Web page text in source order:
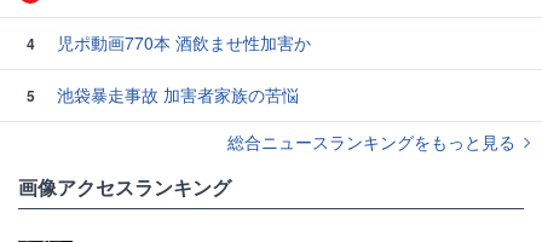
4 児ポ動画770本 酒飲ませ性加害か
5
池袋暴走事故 加害者家族の苦悩
総合ニュースランキングをもっと見る
画像アクセスランキング